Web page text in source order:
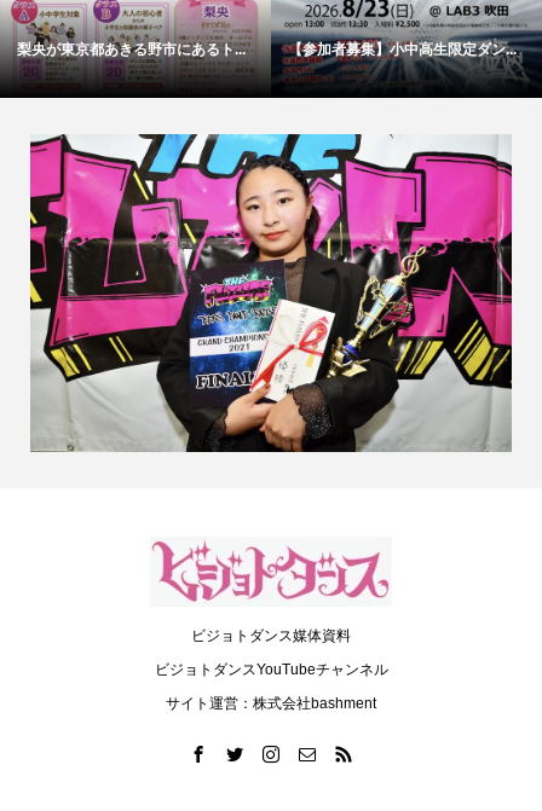
梨央が東京都あきる野市にあるト... 【参加者募集】小中高生限定ダン...
ビジョトダンス媒体資料
ビジョトダンスYouTubeチャンネル
サイト運営：株式会社bashment